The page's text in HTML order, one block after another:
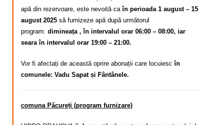
apă din rezervoare, este nevoită caîn perioada 1 august – 15
august 2025 să furnizeze apă după următorul
program: dimineața , în intervalul orar 06:00 – 08:00, iar
seara în intervalul orar 19:00 – 21:00.
Vor fi afectați de această oprire abonații care locuiescîn
comunele: Vadu Sapat și Fântânele.
comuna Păcureți (program furnizare)